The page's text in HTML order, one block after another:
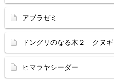
アブラゼミ
ドングリのなる木２ クヌ
ヒマラヤシーダー